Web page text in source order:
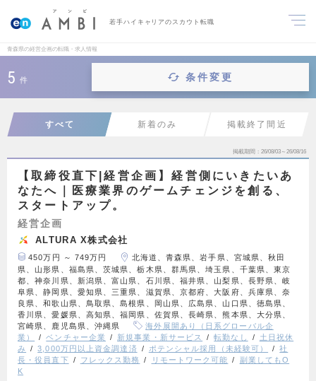
若手ハイキャリアのスカウト転職
青森県の経営企画の転職・求人情報
5 件 条件変更
すべて 新着のみ 掲載終了間近
掲載期間 26/08/03～26/08/16
【取締役直下|経営企画】経営側にいきたいあ
なたへ｜医療業界のゲームチェンジを創る、
スタートアップ。
経営企画
ALTURA X株式会社
450万円 ～ 749万円
北海道、青森県、岩手県、宮城県、秋田
県、山形県、福島県、茨城県、栃木県、群馬県、埼玉県、千葉県、東京
都、神奈川県、新潟県、富山県、石川県、福井県、山梨県、長野県、岐
阜県、静岡県、愛知県、三重県、滋賀県、京都府、大阪府、兵庫県、奈
良県、和歌山県、鳥取県、島根県、岡山県、広島県、山口県、徳島県、
香川県、愛媛県、高知県、福岡県、佐賀県、長崎県、熊本県、大分県、
宮崎県、鹿児島県、沖縄県
海外展開あり（日系グローバル企
業）
ベンチャー企業 新規事業・新サービス 転勤なし
土日祝休
み
3,000万円以上資金調達済 ポテンシャル採用（未経験可）
社
長・役員直下
フレックス勤務 リモートワーク可能
副業してもO
K